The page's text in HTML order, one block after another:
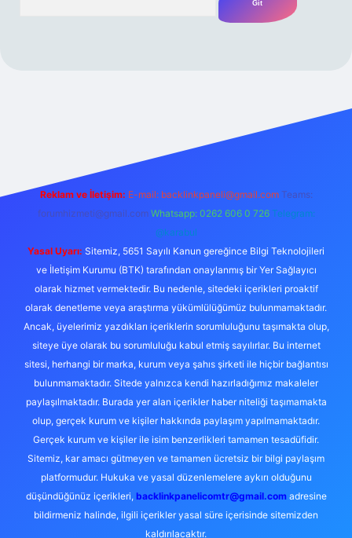
Reklam ve İletişim: E-mail: backlinkpaneli@gmail.com Teams:
forumhizmeti@gmail.com Whatsapp: 0262 606 0 726 Telegram:
@karabul
Yasal Uyarı: Sitemiz, 5651 Sayılı Kanun gereğince Bilgi Teknolojileri
ve İletişim Kurumu (BTK) tarafından onaylanmış bir Yer Sağlayıcı
olarak hizmet vermektedir. Bu nedenle, sitedeki içerikleri proaktif
olarak denetleme veya araştırma yükümlülüğümüz bulunmamaktadır.
Ancak, üyelerimiz yazdıkları içeriklerin sorumluluğunu taşımakta olup,
siteye üye olarak bu sorumluluğu kabul etmiş sayılırlar. Bu internet
sitesi, herhangi bir marka, kurum veya şahıs şirketi ile hiçbir bağlantısı
bulunmamaktadır. Sitede yalnızca kendi hazırladığımız makaleler
paylaşılmaktadır. Burada yer alan içerikler haber niteliği taşımamakta
olup, gerçek kurum ve kişiler hakkında paylaşım yapılmamaktadır.
Gerçek kurum ve kişiler ile isim benzerlikleri tamamen tesadüfidir.
Sitemiz, kar amacı gütmeyen ve tamamen ücretsiz bir bilgi paylaşım
platformudur. Hukuka ve yasal düzenlemelere aykırı olduğunu
düşündüğünüz içerikleri, backlinkpanelicomtr@gmail.comadresine
bildirmeniz halinde, ilgili içerikler yasal süre içerisinde sitemizden
kaldırılacaktır.